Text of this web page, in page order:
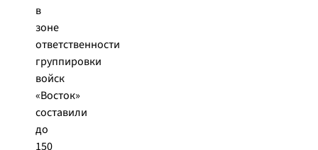
в
зоне
ответственности
группировки
войск
«Восток»
составили
до
150